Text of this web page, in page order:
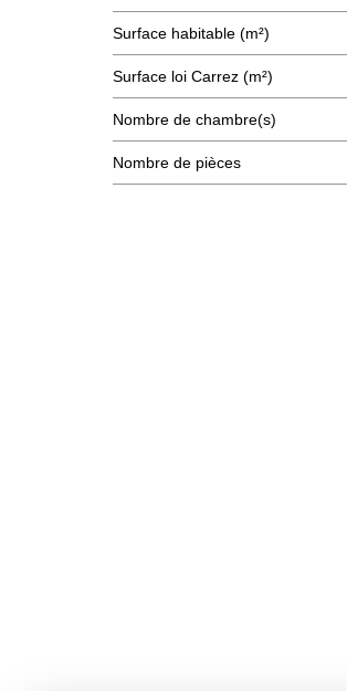
Surface habitable (m²)
Surface loi Carrez (m²)
Nombre de chambre(s)
Nombre de pièces